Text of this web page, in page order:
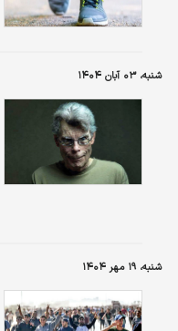
شنبه، ۰۳ آبان ۱۴۰۴
شنبه، ۱۹ مهر ۱۴۰۴